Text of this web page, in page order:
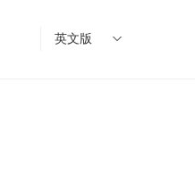
英文版